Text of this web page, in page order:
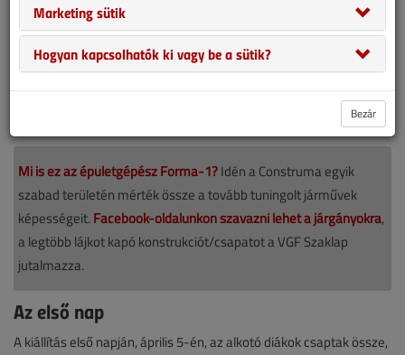
Mi is ez az épületgépész Forma-1?Idén a Construma egyik
szabad területén mérték össze a tovább tuningolt járművek
képességeit. Facebook-oldalunkon szavazni lehet a járgányokra,
a legtöbb lájkot kapó konstrukciót/csapatot a VGF Szaklap
jutalmazza.
Az első nap
A kiállítás első napján, április 5-én, az alkotó diákok csaptak össze,
Marketing sütik
Hogyan kapcsolhatók ki vagy be a sütik?
Bezár